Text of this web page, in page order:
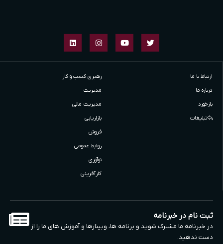
ارتباط با ما
درباره ما
بازخورد
تبلیغات
رهبری کسب و کار
مدیریت
مدیریت مالی
بازاریابی
فروش
روابط عمومی
نوآوری
کارآفرینی
ثبت نام در خبرنامه
در خبرنامه ما مشترک شوید و برنامه ها، وبینارها و آموزش های ما را از
دست ندهید.